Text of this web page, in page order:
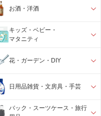
お酒・洋酒
キッズ・ベビー・
マタニティ
花・ガーデン・DIY
日用品雑貨・文房具・手芸
バック・スーツケース・旅行